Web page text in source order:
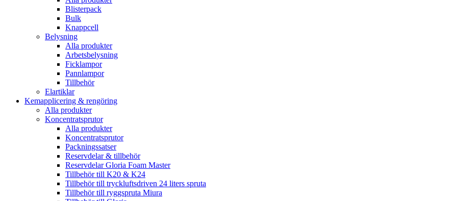
Blisterpack
Bulk
Knappcell
Belysning
Alla produkter
Arbetsbelysning
Ficklampor
Pannlampor
Tillbehör
Elartiklar
Kemapplicering & rengöring
Alla produkter
Koncentratsprutor
Alla produkter
Koncentratsprutor
Packningssatser
Reservdelar & tillbehör
Reservdelar Gloria Foam Master
Tillbehör till K20 & K24
Tillbehör till tryckluftsdriven 24 liters spruta
Tillbehör till ryggspruta Miura